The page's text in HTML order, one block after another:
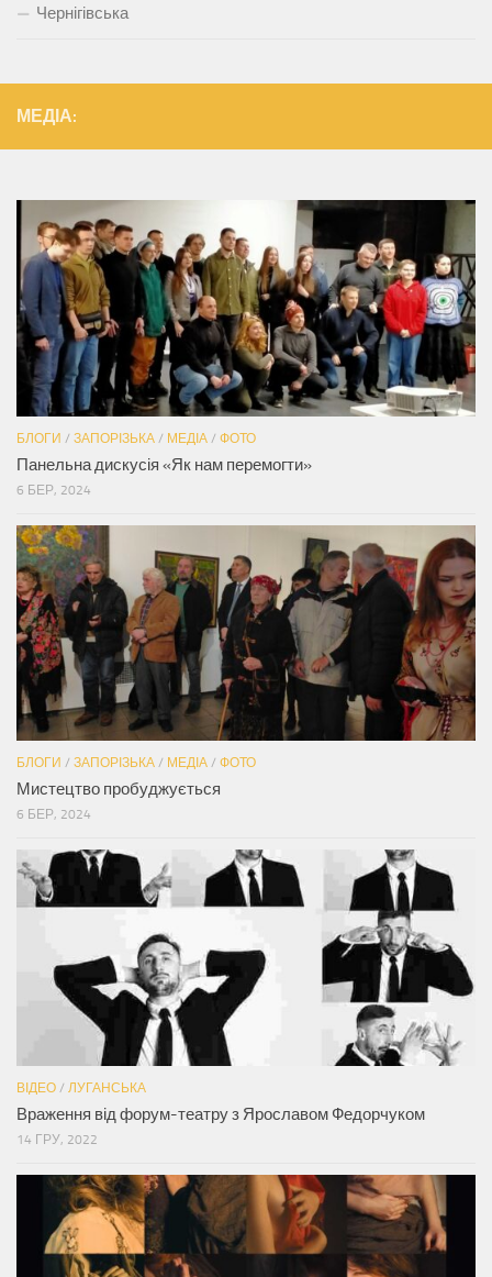
Чернігівська
МЕДІА:
БЛОГИ / ЗАПОРІЗЬКА / МЕДІА / ФОТО
Панельна дискусія «Як нам перемогти»
6 БЕР, 2024
БЛОГИ / ЗАПОРІЗЬКА / МЕДІА / ФОТО
Мистецтво пробуджується
6 БЕР, 2024
ВІДЕО / ЛУГАНСЬКА
Враження від форум-театру з Ярославом Федорчуком
14 ГРУ, 2022